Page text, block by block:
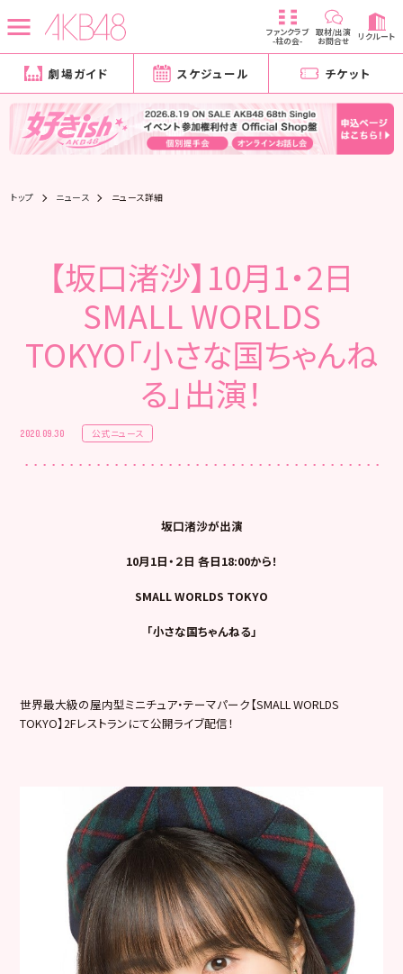
ファンクラブ
-柱の会-
取材/出演
お問合せ リクルート
劇場ガイド スケジュール チケット
トップ ニュース ニュース詳細
【坂口渚沙】10月1・2日
SMALL WORLDS
TOKYO「小さな国ちゃんね
る」出演！
2020.09.30 公式ニュース
坂口渚沙が出演
10月1日・２日 各日18:00から！
SMALL WORLDS TOKYO
「小さな国ちゃんねる」
世界最大級の屋内型ミニチュア・テーマパーク【SMALL WORLDS
TOKYO】2Fレストランにて公開ライブ配信！